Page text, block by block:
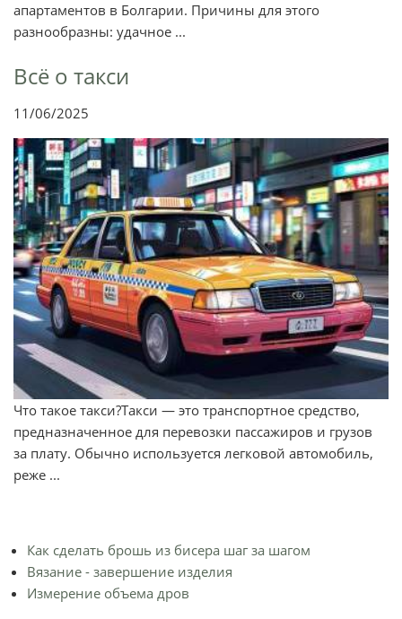
апартаментов в Болгарии. Причины для этого
разнообразны: удачное ...
Всё о такси
11/06/2025
Что такое такси?Такси — это транспортное средство,
предназначенное для перевозки пассажиров и грузов
за плату. Обычно используется легковой автомобиль,
реже ...
Как сделать брошь из бисера шаг за шагом
Вязание - завершение изделия
Измерение объема дров